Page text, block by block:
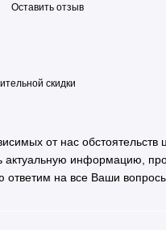
Оставить отзыв
скидки
от нас обстоятельств
актуальную информацию,
на все Ваши